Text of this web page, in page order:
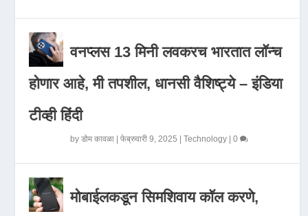
वनप्लस 13 मिनी लवकरच भारतात लॉन्च
होणार आहे, मी तपशील, धानसी वैशिष्ट्ये – इंडिया
टीव्ही हिंदी
byडोम कावळा |फेब्रुवारी 9, 2025 |Technology |0
मोबाईलकडून सिमशिवाय कॉल करणे,